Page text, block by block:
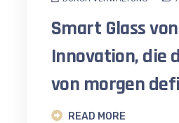
Smart Glass von
Innovation, die
von morgen
READ MORE